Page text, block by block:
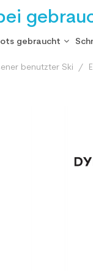
gebraucht
benutzter Ski